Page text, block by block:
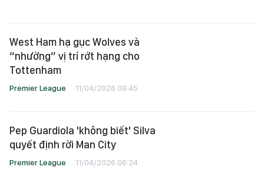
West Ham hạ gục Wolves và
“nhường” vị trí rớt hạng cho
Tottenham
Premier League 11/04/2026 09:45
Pep Guardiola 'không biết' Silva
quyết định rời Man City
Premier League 11/04/2026 06:24